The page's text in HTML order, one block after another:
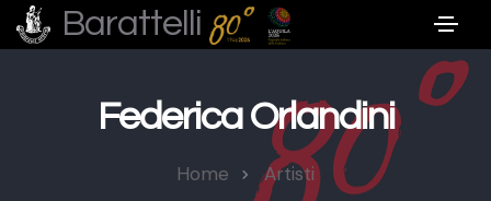
Barattelli
Federica Orlandini
Home Artisti